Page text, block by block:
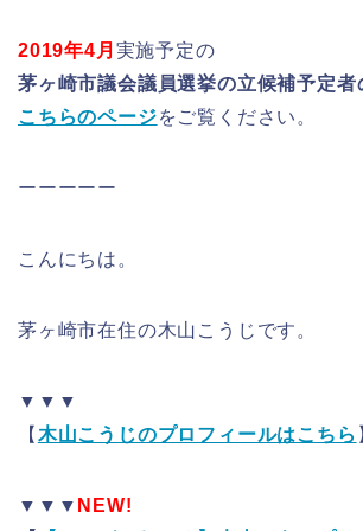
2019年4月 実施予定の
茅ヶ崎市議会議員選挙の立候補予定者
こちらのページをご覧ください。
ーーーーー
こんにちは。
茅ヶ崎市在住の木山こうじです。
▼▼▼
【 木山こうじのプロフィールはこちら
▼▼▼ NEW!